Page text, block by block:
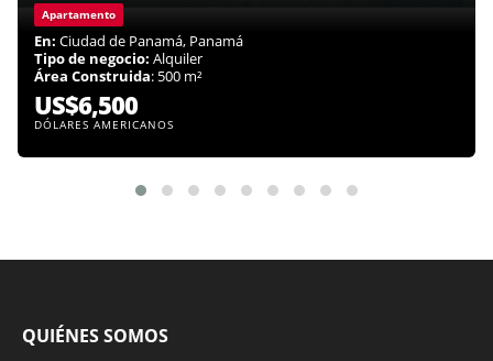
Apartamento
En: Ciudad de Panamá, Panamá
Tipo de negocio: Alquiler
Área Construida: 500 m²
US$6,500
DÓLARES AMERICANOS
QUIÉNES SOMOS